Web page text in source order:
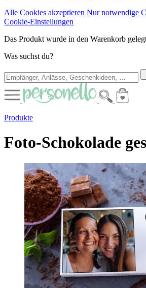
Alle Cookies akzeptieren Nur notwendige
Cookie-Einstellungen
Das Produkt wurde in den Warenkorb
Was suchst du?
Produkte
Foto-Schokolade